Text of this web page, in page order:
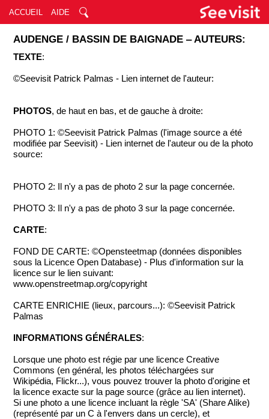
ACCUEIL AIDE
AUDENGE / BASSIN DE BAIGNADE ‒ AUTEURS:
TEXTE:
©Seevisit Patrick Palmas - Lien internet de l'auteur:
PHOTOS, de haut en bas, et de gauche à droite:
PHOTO 1: ©Seevisit Patrick Palmas (l'image source a été
modifiée par Seevisit) - Lien internet de l'auteur ou de la photo
source:
PHOTO 2: Il n'y a pas de photo 2 sur la page concernée.
PHOTO 3: Il n'y a pas de photo 3 sur la page concernée.
CARTE:
FOND DE CARTE: ©Opensteetmap (données disponibles
sous la Licence Open Database) - Plus d'information sur la
licence sur le lien suivant:
www.openstreetmap.org/copyright
CARTE ENRICHIE (lieux, parcours...): ©Seevisit Patrick
Palmas
INFORMATIONS GÉNÉRALES:
Lorsque une photo est régie par une licence Creative
Commons (en général, les photos téléchargées sur
Wikipédia, Flickr...), vous pouvez trouver la photo d'origine et
la licence exacte sur la page source (grâce au lien internet).
Si une photo a une licence incluant la règle 'SA' (Share Alike)
(représenté par un C à l'envers dans un cercle), et